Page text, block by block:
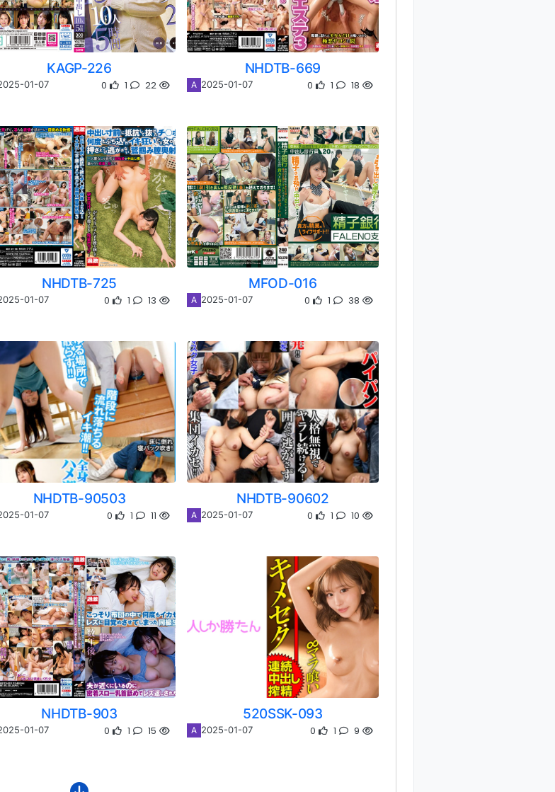
KAGP-226
01-07 0 1 22
NHDTB-669
A 2025-01-07 0 1 18
NHDTB-725
01-07 0 1 13
MFOD-016
A 2025-01-07 0 1 38
NHDTB-90503
01-07 0 1 11
NHDTB-90602
A 2025-01-07 0 1 10
NHDTB-903
01-07 0 1 15
520SSK-093
A 2025-01-07 0 1 9